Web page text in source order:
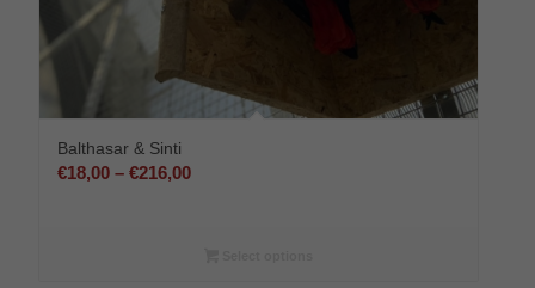
Balthasar & Sinti
€18,00 –€216,00Preisspanne: